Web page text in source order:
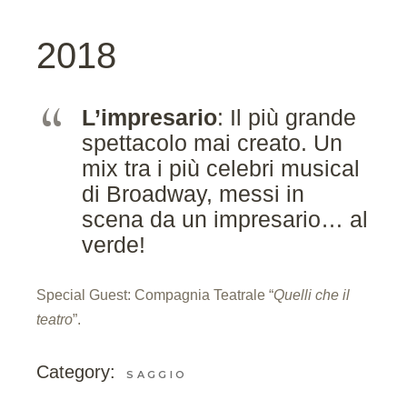
2018
L’impresario: Il più grande
spettacolo mai creato. Un
mix tra i più celebri musical
di Broadway, messi in
scena da un impresario… al
verde!
Special Guest: Compagnia Teatrale “Quelli che il
teatro”.
Category: SAGGIO